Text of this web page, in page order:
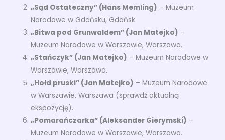
„Sąd Ostateczny” (Hans Memling) – Muzeum
Narodowe w Gdańsku, Gdańsk.
„Bitwa pod Grunwaldem” (Jan Matejko) –
Muzeum Narodowe w Warszawie, Warszawa.
„Stańczyk” (Jan Matejko) – Muzeum Narodowe w
Warszawie, Warszawa.
„Hołd pruski” (Jan Matejko) – Muzeum Narodowe
w Warszawie, Warszawa (sprawdź aktualną
ekspozycję).
„Pomarańczarka” (Aleksander Gierymski) –
Muzeum Narodowe w Warszawie, Warszawa.